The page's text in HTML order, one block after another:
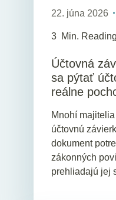
22. júna 2026
3 Min.
Účtovná
sa pýtať
reálne
Mnohí
účtovnú
dokument
zákonných
prehliadajú jej